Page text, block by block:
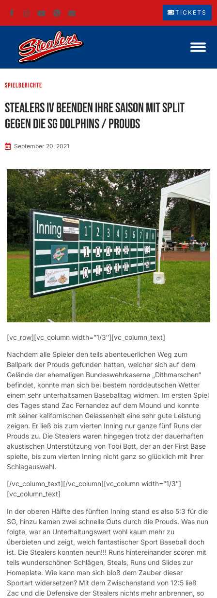
TICKETS
Spielberichte
Stealers IV beenden ihre Saison mit Split
gegen die SG Dolphins / Prouds
September 20, 2021
[vc_row][vc_column width=”1/3″][vc_column_text]
Nachdem alle Spieler den teils abenteuerlichen Weg zum
Ballpark der Prouds gefunden hatten, welcher sich auf dem
Gelände der ehemaligen Bundeswehrkaserne „Dithmarschen“
befindet, konnte man sich bei bestem norddeutschen Wetter
einem sehr unterhaltsamen Baseballtag widmen. Im ersten Spiel
des Tages stand Zac Fernandez auf dem Mound und konnte
mit seiner kalifornischen Gelassenheit eine sehr gute Leistung
zeigen. Er ließ bis zum vierten Inning nur ganze fünf Runs der
Prouds zu. Die Stealers waren hingegen trotz der dauerhaften
akustischen Unterstützung von Tobi Bott, der an der First Base
spielte, bis zum vierten Inning nicht ganz so glücklich mit ihrer
Schlagauswahl.
[/vc_column_text][/vc_column][vc_column width=”1/3″]
[vc_column_text]
In der oberen Hälfte des fünften Inning stand es also 5:3 für die
SG, hinzu kamen zwei schnelle Outs durch die Prouds. Was nun
folgte, war an Unterhaltungswert wohl kaum mehr zu
überbieten und zeigt, welch fantastischer Sport Baseball doch
ist. Die Stealers konnten neun!!! Runs hintereinander scoren mit
teils wunderschönen Schlägen, Steals, Runs und Slides zur
Homeplate. Wie kann man sich bloß dem Zauber dieser
Sportart widersetzen? Mit dem Zwischenstand von 12:5 ließ
Zac und die Defensive der Stealers nichts mehr anbrennen, so